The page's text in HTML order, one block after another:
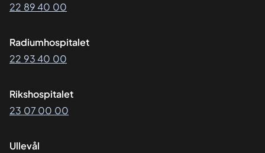
22 89 40 00
Radiumhospitalet
22 93 40 00
Rikshospitalet
23 07 00 00
Ullevål